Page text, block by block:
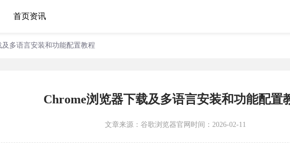
首页资讯
及多语言安装和功能配置教程
Chrome浏览器下载及多语言安装和功能配置
文章来源： 谷歌浏览器官网 时间：2026-02-11